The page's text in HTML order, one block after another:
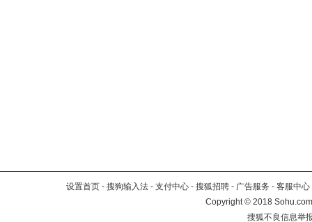
设置首页 - 搜狗输入法 - 支付中心 - 搜狐招聘 - 广告服务 - 客服中心
Copyright©2018
搜狐不良信息举